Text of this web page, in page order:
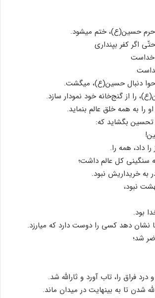
حرم حسین(ع)، ختم می‏شود.
اگر کفر بپنداری
دنبال حسین(ع)، می‏گشت.
را از گنج‌خانه خود نمودار سازد.
را به همه خلق عالم بنماید.
تحسین بگشاید که:
داد، همه را.
کل عالم داشت؛
به خریداریش نبود.
نبود،
بود.
نشان دهد کسی را دوست دارد که می‏ارزد.
شد؛
فراق را، تاب آورد و ثارالله شد.
شدن تا به بی‏نهایت در میدان ماند.